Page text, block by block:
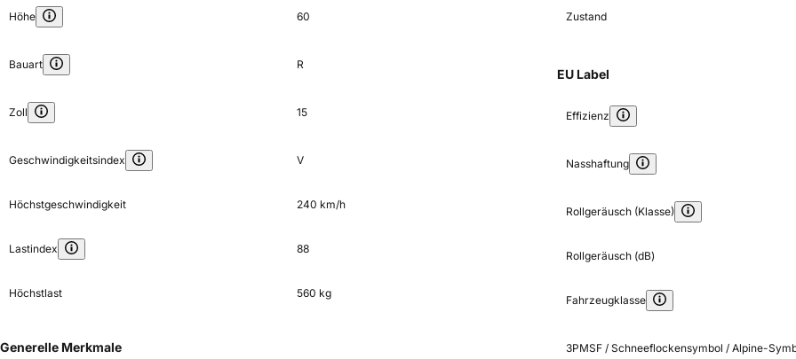
Höhe 60
Bauart R
Zoll 15
Geschwindigkeitsindex V
Höchstgeschwindigkeit 240 km/h
Lastindex 88
Höchstlast 560 kg
Generelle Merkmale
Zustand
EU Label
Effizienz
Nasshaftung
Rollgeräusch (Klasse)
Rollgeräusch (dB)
Fahrzeugklasse
3PMSF / Schneeflockensymbol / Alpine-